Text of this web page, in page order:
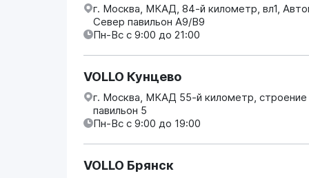
г. Москва, МКАД, 84-й километр, вл1,
Север павильон А9/В9
Пн-Вс с 9:00 до 21:00
VOLLO Кунцево
г. Москва, МКАД 55-й километр, строение
павильон 5
Пн-Вс с 9:00 до 19:00
VOLLO Брянск